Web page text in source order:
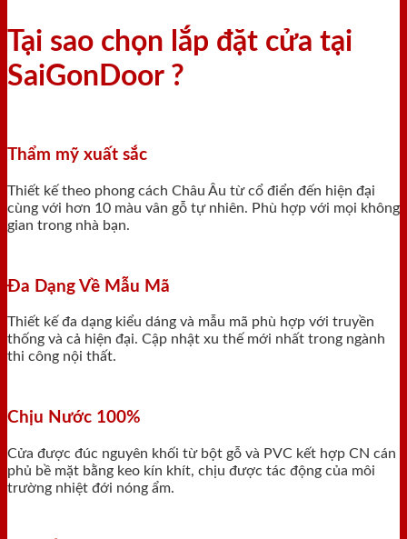
Tại sao chọn lắp đặt cửa tại
SaiGonDoor ?
Thẩm mỹ xuất sắc
Thiết kế theo phong cách Châu Âu từ cổ điển đến hiện đại
cùng với hơn 10 màu vân gỗ tự nhiên. Phù hợp với mọi không
gian trong nhà bạn.
Đa Dạng Về Mẫu Mã
Thiết kế đa dạng kiểu dáng và mẫu mã phù hợp với truyền
thống và cả hiện đại. Cập nhật xu thế mới nhất trong ngành
thi công nội thất.
Chịu Nước 100%
Cửa được đúc nguyên khối từ bột gỗ và PVC kết hợp CN cán
phủ bề mặt bằng keo kín khít, chịu được tác động của môi
trường nhiệt đới nóng ẩm.